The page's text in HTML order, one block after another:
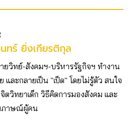
ทร์ ยิ่งเกียรติกุล
ยวิทย์-สังคมฯ-บริหารรัฐกิจฯ ทำงาน
และกลายเป็น "เป็ด" โดยไม่รู้ตัว สนใจ
จิตวิทยาเด็ก วิธีคิดการมองสังคม และ
ภาษณ์ผู้คน